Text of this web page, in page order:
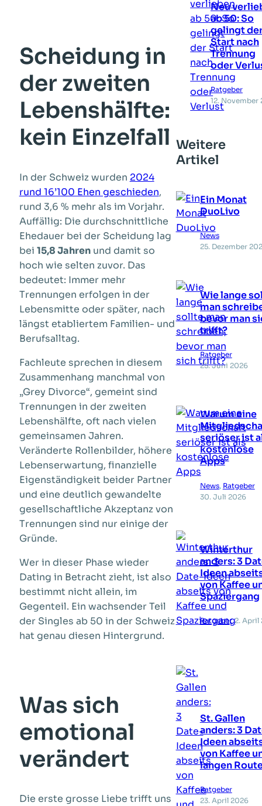
Scheidung in
der zweiten
Lebenshälfte:
kein Einzelfall
In der Schweiz wurden 2024
rund 16’100 Ehen geschieden,
rund 3,6 % mehr als im Vorjahr.
Auffällig: Die durchschnittliche
Ehedauer bei der Scheidung lag
bei 15,8 Jahrenund damit so
hoch wie selten zuvor. Das
bedeutet: Immer mehr
Trennungen erfolgen in der
Lebensmitte oder später, nach
längst etabliertem Familien- und
Berufsalltag.
Fachleute sprechen in diesem
Zusammenhang manchmal von
„Grey Divorce“, gemeint sind
Trennungen in der zweiten
Lebenshälfte, oft nach vielen
gemeinsamen Jahren.
Veränderte Rollenbilder, höhere
Lebenserwartung, finanzielle
Eigenständigkeit beider Partner
und eine deutlich gewandelte
gesellschaftliche Akzeptanz von
Trennungen sind nur einige der
Gründe.
Wer in dieser Phase wieder
Dating in Betracht zieht, ist also
bestimmt nicht allein, im
Gegenteil. Ein wachsender Teil
der Singles ab 50 in der Schweiz
hat genau diesen Hintergrund.
Was sich
emotional
verändert
Die erste grosse Liebe trifft uns
Neu
ab 50: So
gelingt
Start nach
Trennung
oder
Ratgeber
12. November
Weitere
Artikel
Ein Monat
DuoLivo
News
25. Dezember
Wie lange
man
bevor man
trifft?
Ratgeber
25. Juni 2026
Warum eine
seriöser ist
kostenlose
Apps
News, Ratgeber
30. Juli 2026
Winterthur
anders: 3
Ideen
von Kaffee
Spaziergang
Ratgeber 2. April
St. Gallen
anders: 3
Ideen
von Kaffee
langen
Ratgeber
23. April 2026